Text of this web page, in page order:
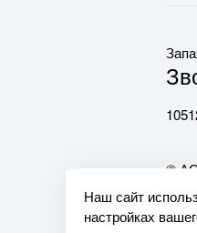
© АО
Наш сайт
настройках